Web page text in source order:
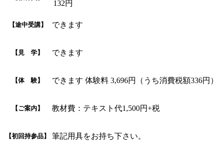
132円
【途中受講】 できます
【見 学】 できます
【体 験】 できます 体験料 3,696円（うち消費税額336円）
【ご案内】 教材費：テキスト代1,500円+税
【初回持参品】 筆記用具をお持ち下さい。